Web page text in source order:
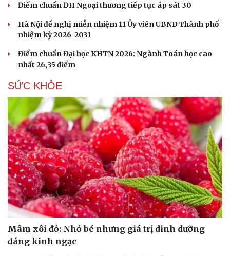
Điểm chuẩn ĐH Ngoại thương tiếp tục áp sát 30
Hà Nội đề nghị miễn nhiệm 11 Ủy viên UBND Thành phố
nhiệm kỳ 2026-2031
Điểm chuẩn Đại học KHTN 2026: Ngành Toán học cao
nhất 26,35 điểm
SỨC KHỎE
Mâm xôi đỏ: Nhỏ bé nhưng giá trị dinh dưỡng
đáng kinh ngạc